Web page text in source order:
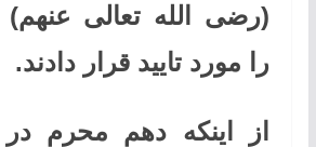
(رضی الله تعالی
را مورد تایید قرار دادند.
از اینکه دهم محرم